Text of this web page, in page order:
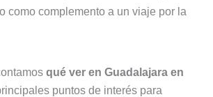
como complemento a un viaje por la
qué ver en Guadalajara en
puntos de interés para